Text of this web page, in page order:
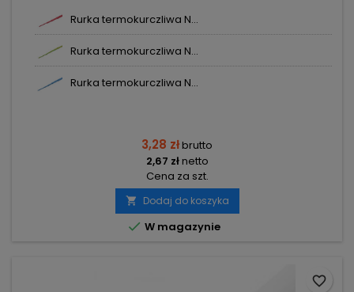
Rurka termokurczliwa N...
Rurka termokurczliwa N...
Rurka termokurczliwa N...
3,28 złbrutto
2,67 złnetto
Cena za szt.
 Dodaj do koszyka
 W magazynie
favorite_border